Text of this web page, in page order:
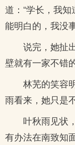
道：“学长，我
能明白的，我没
说完，她扯
壁就有一家不错
林芜的笑容
雨看来，她只是
叶秋雨见状
有办法在南致知